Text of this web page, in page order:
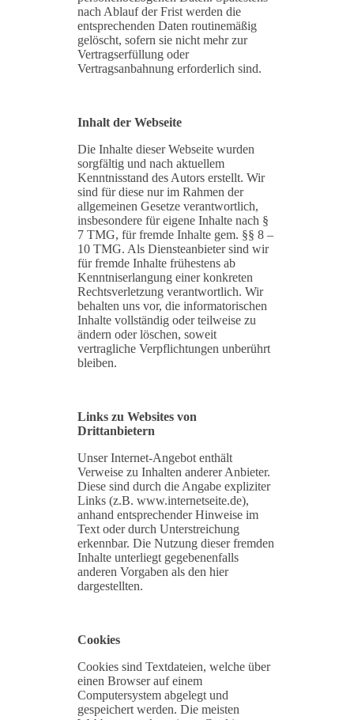
nach Ablauf der Frist werden die
entsprechenden Daten routinemäßig
gelöscht, sofern sie nicht mehr zur
Vertragserfüllung oder
Vertragsanbahnung erforderlich sind.
Inhalt der Webseite
Die Inhalte dieser Webseite wurden
sorgfältig und nach aktuellem
Kenntnisstand des Autors erstellt. Wir
sind für diese nur im Rahmen der
allgemeinen Gesetze verantwortlich,
insbesondere für eigene Inhalte nach §
7 TMG, für fremde Inhalte gem. §§ 8 –
10 TMG. Als Diensteanbieter sind wir
für fremde Inhalte frühestens ab
Kenntniserlangung einer konkreten
Rechtsverletzung verantwortlich. Wir
behalten uns vor, die informatorischen
Inhalte vollständig oder teilweise zu
ändern oder löschen, soweit
vertragliche Verpflichtungen unberührt
bleiben.
Links zu Websites von
Drittanbietern
Unser Internet-Angebot enthält
Verweise zu Inhalten anderer Anbieter.
Diese sind durch die Angabe expliziter
Links (z.B. www.internetseite.de),
anhand entsprechender Hinweise im
Text oder durch Unterstreichung
erkennbar. Die Nutzung dieser fremden
Inhalte unterliegt gegebenenfalls
anderen Vorgaben als den hier
dargestellten.
Cookies
Cookies sind Textdateien, welche über
einen Browser auf einem
Computersystem abgelegt und
gespeichert werden. Die meisten